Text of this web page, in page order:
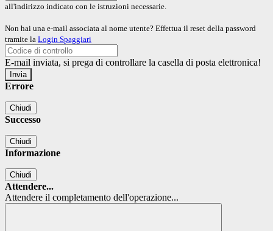
all'indirizzo indicato con le istruzioni necessarie.
Non hai una e-mail associata al nome utente? Effettua il reset della password
tramite la Login Spaggiari
E-mail inviata, si prega di controllare la casella di posta elettronica!
Errore
Chiudi
Successo
Chiudi
Informazione
Chiudi
Attendere...
Attendere il completamento dell'operazione...